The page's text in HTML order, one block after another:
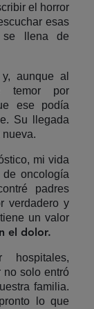
el horror
esas
llena de
y, aunque al
temor por
ese podía
Su llegada
mi vida
oncología
padres
verdadero y
un valor
el dolor.
no solo entró
familia.
lo que